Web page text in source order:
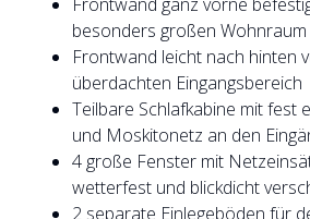
besonders großen Wohnraum
Frontwand leicht nach hinten
überdachten Eingangsbereich
Teilbare Schlafkabine mit fest
und Moskitonetz an den
4 große Fenster mit
wetterfest und blickdicht
2 separate Einlegeböden für